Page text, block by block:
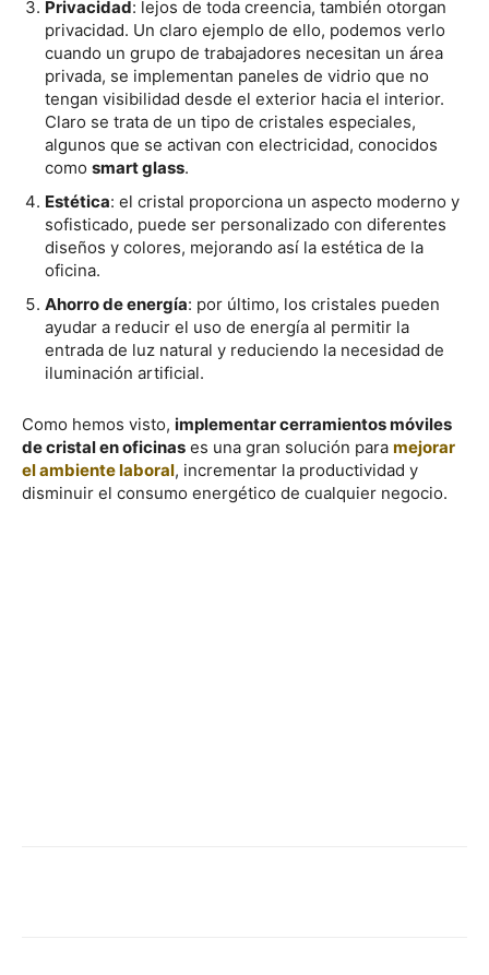
Privacidad: lejos de toda creencia, también otorgan
privacidad. Un claro ejemplo de ello, podemos verlo
cuando un grupo de trabajadores necesitan un área
privada, se implementan paneles de vidrio que no
tengan visibilidad desde el exterior hacia el interior.
Claro se trata de un tipo de cristales especiales,
algunos que se activan con electricidad, conocidos
como smart glass.
Estética: el cristal proporciona un aspecto moderno y
sofisticado, puede ser personalizado con diferentes
diseños y colores, mejorando así la estética de la
oficina.
Ahorro de energía: por último, los cristales pueden
ayudar a reducir el uso de energía al permitir la
entrada de luz natural y reduciendo la necesidad de
iluminación artificial.
Como hemos visto, implementar cerramientos móviles
de cristal en oficinas es una gran solución para mejorar
el ambiente laboral, incrementar la productividad y
disminuir el consumo energético de cualquier negocio.